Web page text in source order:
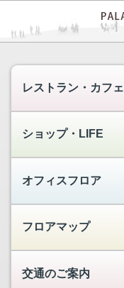
レストラン・カフェ
ショップ・LIFE
オフィスフロア
フロアマップ
交通のご案内